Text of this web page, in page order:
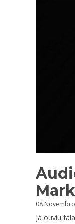
08
Já ouviu